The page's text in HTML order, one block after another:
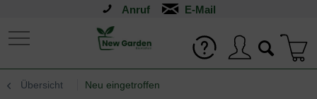
Anruf
Übersicht Neu eingetroffen